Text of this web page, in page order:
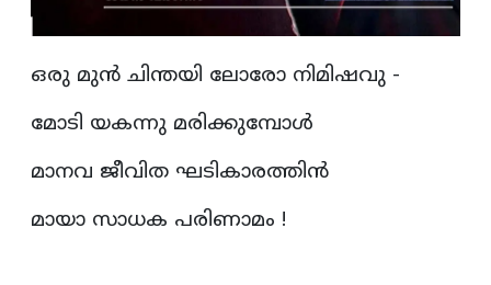
ഒരു മുൻ ചിന്തയി ലോരോ നിമിഷവു -
മോടി യകന്നു മരിക്കുമ്പോൾ
മാനവ ജീവിത ഘടികാരത്തിൻ
മായാ സാധക പരിണാമം !